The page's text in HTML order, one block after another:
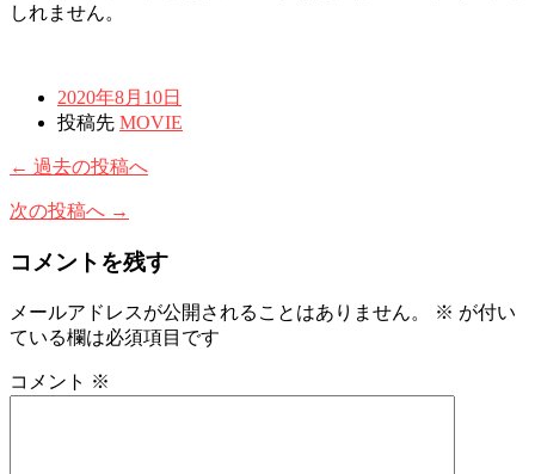
しれません。
2020年8月10日
投稿先 MOVIE
← 過去の投稿へ
次の投稿へ →
コメントを残す
メールアドレスが公開されることはありません。 ※ が付い
ている欄は必須項目です
コメント ※